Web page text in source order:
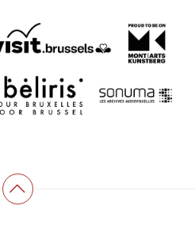
Haut de page